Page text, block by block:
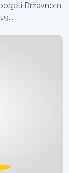
Državnom